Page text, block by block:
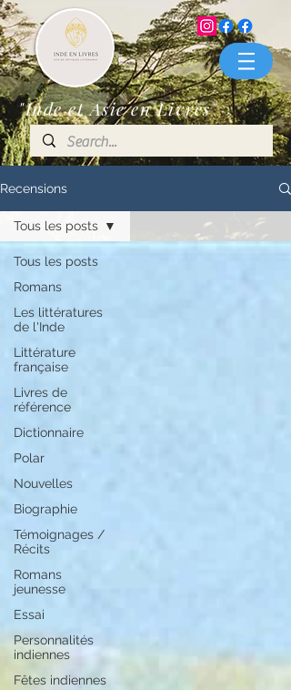
"Inde et Asie en Livres"
Recensions
Tous les posts
Romans
Les littératures
de l'Inde
Littérature
française
Livres de
référence
Dictionnaire
Polar
Nouvelles
Biographie
Témoignages /
Récits
Romans
jeunesse
Essai
Personnalités
indiennes
Fêtes indiennes
Tous les posts